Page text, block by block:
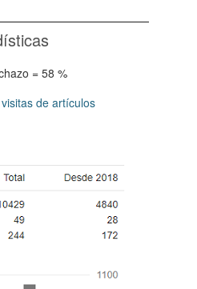
= 58 %
de artículos